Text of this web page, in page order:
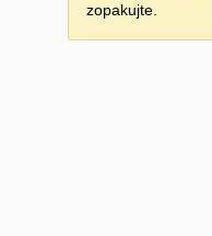
zopakujte.